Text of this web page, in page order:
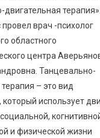
терапия».
провел врач -психолог
областного
центра
Танцевально-
– это вид
который использует
и физической жизни